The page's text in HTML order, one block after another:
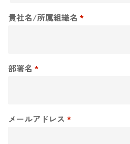
貴社名/所属組織名 *
部署名 *
メールアドレス *